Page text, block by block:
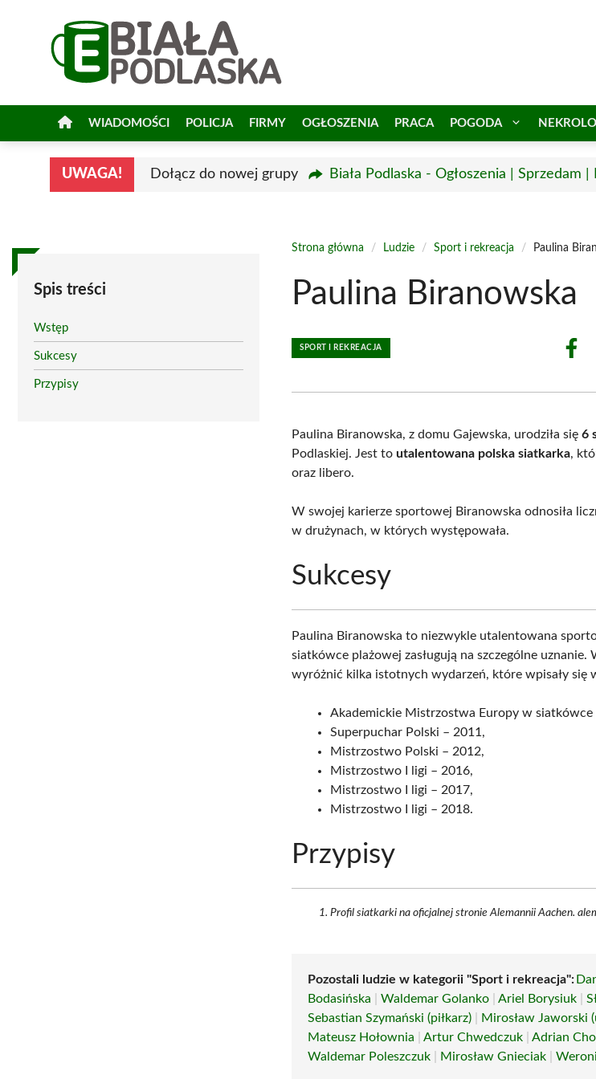
WIADOMOŚCI POLICJA FIRMY OGŁOSZENIA PRACA POGODA
UWAGA! Dołącz do nowej grupy Biała Podlaska - Ogłoszenia | Sprzedam
Spis treści
Wstęp
Sukcesy
Przypisy
Strona główna / Ludzie / Sport i rekreacja / Paulina
Paulina Biranowska
SPORT I REKREACJA
Share
Paulina Biranowska, z domu Gajewska, urodziła się6
Podlaskiej. Jest toutalentowana polska siatkarka,
oraz libero.
W swojej karierze sportowej Biranowska odnosiła
w drużynach, w których występowała.
Sukcesy
Paulina Biranowska to niezwykle utalentowana
siatkówce plażowej zasługują na szczególne uznanie.
wyróżnić kilka istotnych wydarzeń, które wpisały się
Akademickie Mistrzostwa Europy w siatkówce
Superpuchar Polski – 2011,
Mistrzostwo Polski – 2012,
Mistrzostwo I ligi – 2016,
Mistrzostwo I ligi – 2017,
Mistrzostwo I ligi – 2018.
Przypisy
Profil siatkarki na oficjalnej stronie Alemannii Aachen.
Pozostali ludzie w kategorii "Sport i rekreacja":
Bodasińska |Waldemar Golanko |Ariel Borysiuk |
Sebastian Szymański (piłkarz)
Mirosław Jaworski
Mateusz Hołownia |Artur Chwedczuk |Adrian
Waldemar Poleszczuk
Mirosław Gnieciak |